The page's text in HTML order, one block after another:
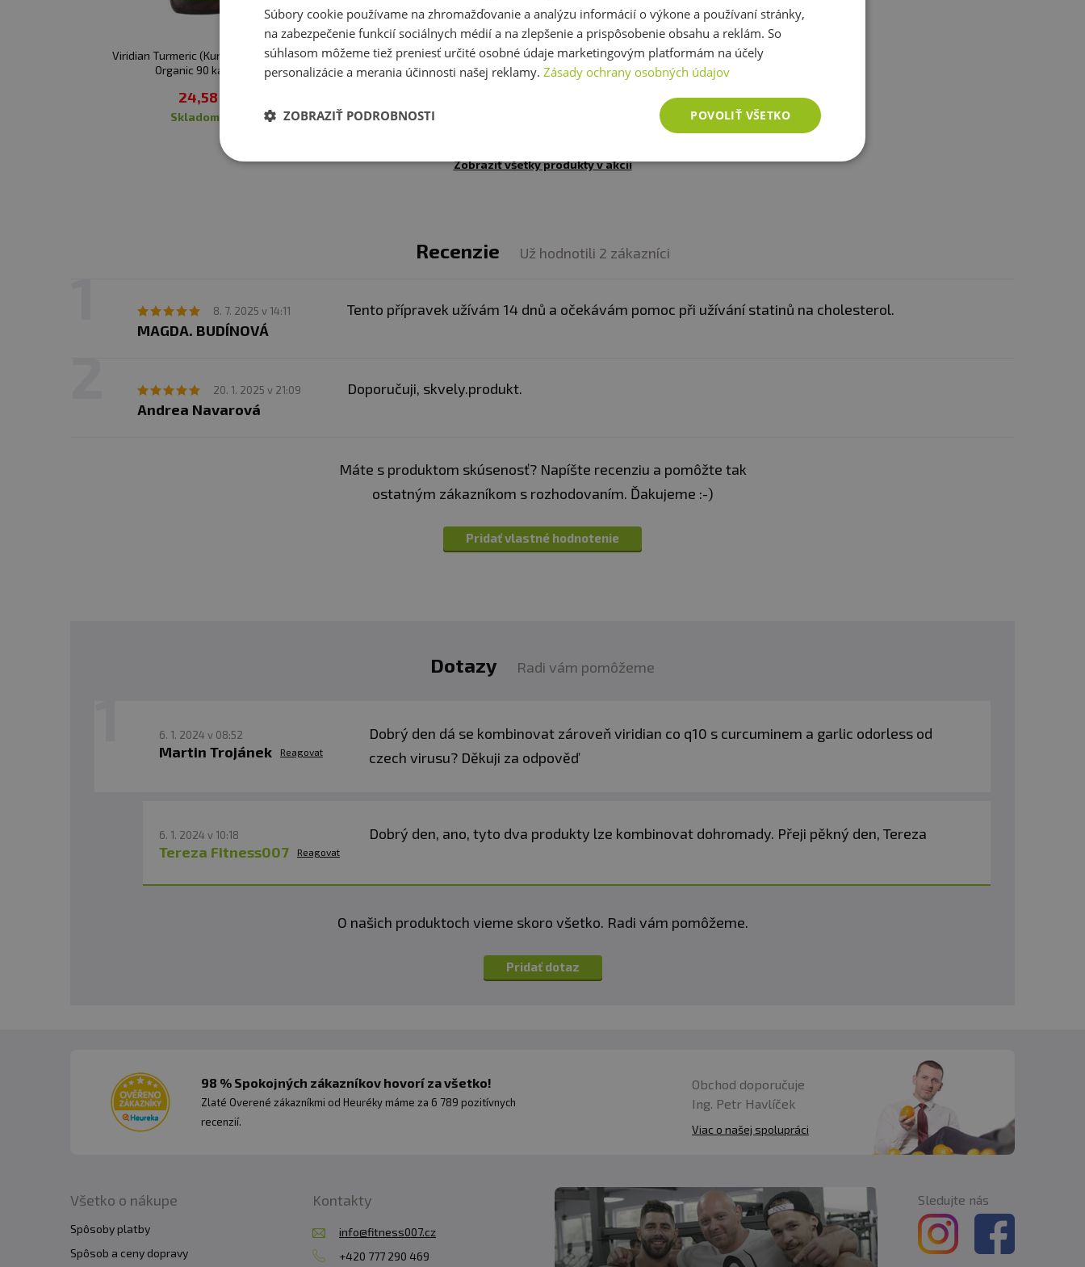
Viridian Turmeric (Kurkuma) 400mg
Organic 90 kapsúl
24,58 €
skladom
Nutrend Curcumin + Bioperine +
Vitamin D 60 kapsúl
skladom
Swanson Turmeric (Kurkuma)
6,15 €
skladom
Zobraziť všetky produkty v akcii
Recenzie Už hodnotili 2 zákazníci
8. 7. 2025 v 14:11
MAGDA. BUDÍNOVÁ
Tento přípravek užívám 14 dnů a očekávám pomoc při užívání statinů na cholesterol.
20. 1. 2025 v 21:09
Andrea Navarová
Doporučuji, skvely.produkt.
Máte s produktom skúsenosť? Napíšte recenziu a pomôžte tak
ostatným zákazníkom s rozhodovaním. Ďakujeme :-)
Pridať vlastné hodnotenie
Dotazy Radi vám pomôžeme
6. 1. 2024 v 08:52
Martin Trojánek Reagovat
Dobrý den dá se kombinovat zároveň viridian co q10 s curcuminem a garlic odorless od
czech virusu? Děkuji za odpověď
6. 1. 2024 v 10:18
Tereza Fitness007 Reagovat
Dobrý den, ano, tyto dva produkty lze kombinovat dohromady. Přeji pěkný den, Tereza
O našich produktoch vieme skoro všetko. Radi vám pomôžeme.
Pridať dotaz
98 % Spokojných zákazníkov hovorí za všetko!
Zlaté Overené zákazníkmi od Heuréky máme za 6 789 pozitívnych
recenzií.
Obchod doporučuje
Ing. Petr Havlíček
Viac o našej spolupráci
Všetko o nákupe
Spôsoby platby
Spôsob a ceny dopravy
Kontakty
info@fitness007.cz
+420 777 290 469
Sledujte nás
Súbory cookie používame na zhromažďovanie a analýzu informácií o výkone a používaní stránky,
na zabezpečenie funkcií sociálnych médií a na zlepšenie a prispôsobenie obsahu a reklám. So
súhlasom môžeme tiež preniesť určité osobné údaje marketingovým platformám na účely
personalizácie a merania účinnosti našej reklamy. Zásady ochrany osobných údajov
POVOLIŤ VŠETKO
ZOBRAZIŤ PODROBNOSTI